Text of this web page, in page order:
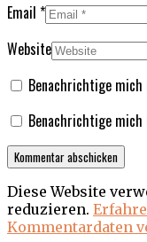
Email *
Website
Benachrichtige mich
Benachrichtige mich
Diese Website
reduzieren.
Kommentardaten